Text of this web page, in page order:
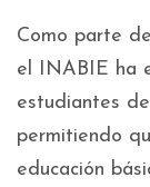
Como parte
el INABIE ha
estudiantes
permitiendo
educación